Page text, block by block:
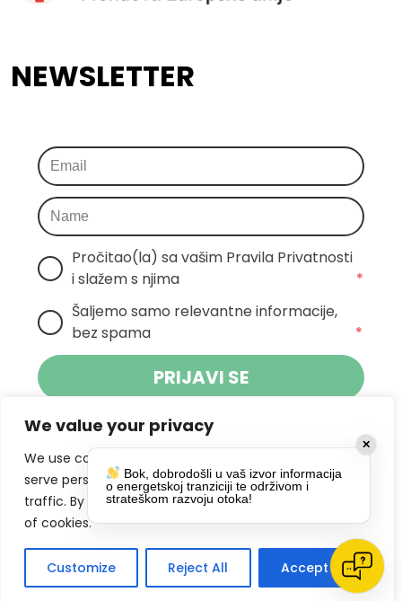
We value your privacy
We use cookies to enhance your browsing experience,
serve personalized ads or content, and analyze our
traffic. By clicking "Accept All", you consent to our use
of cookies.
Customize Reject All Accept All
NEWSLETTER
Pročitao(la) sa vašim Pravila Privatnosti
i slažem s njima
*
Šaljemo samo relevantne informacije,
bez spama
*
PRIJAVI SE
Klikom na gumb dajete suglasnost za
primanje novosti Pokreta Otoka te se
slažete spolitikom privatnosti.
DRUŠTVENE MREŽE
✕
Bok, dobrodošli u vaš izvor informacija
o energetskoj tranziciji te održivom i
strateškom razvoju otoka!